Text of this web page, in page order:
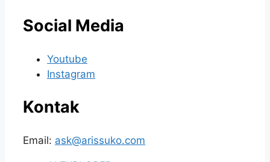
Social Media
Youtube
Instagram
Kontak
Email: ask@arissuko.com